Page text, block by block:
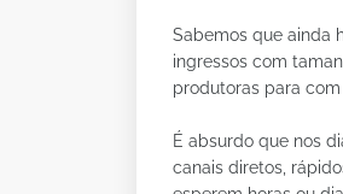
Sabemos que ainda
ingressos com
produtoras para com
É absurdo que nos
canais diretos,